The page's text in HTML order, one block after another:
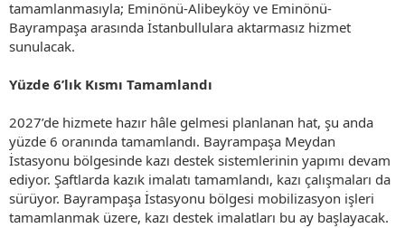
tamamlanmasıyla; Eminönü-Alibeyköy ve Eminönü-
Bayrampaşa arasında İstanbullulara aktarmasız hizmet
sunulacak.
Yüzde 6’lık Kısmı Tamamlandı
2027’de hizmete hazır hâle gelmesi planlanan hat, şu anda
yüzde 6 oranında tamamlandı. Bayrampaşa Meydan
İstasyonu bölgesinde kazı destek sistemlerinin yapımı devam
ediyor. Şaftlarda kazık imalatı tamamlandı, kazı çalışmaları da
sürüyor. Bayrampaşa İstasyonu bölgesi mobilizasyon işleri
tamamlanmak üzere, kazı destek imalatları bu ay başlayacak.